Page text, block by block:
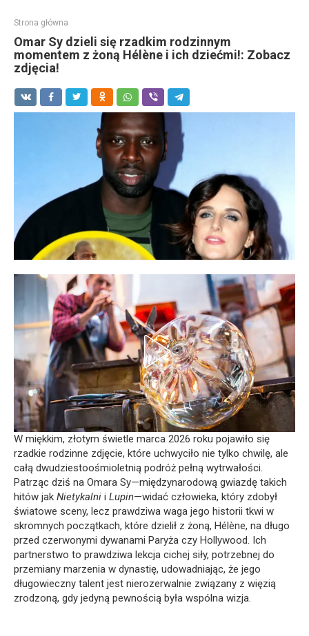
Strona główna
Omar Sy dzieli się rzadkim rodzinnym
momentem z żoną Hélène i ich dziećmi!: Zobacz
zdjęcia!
W miękkim, złotym świetle marca 2026 roku pojawiło się
rzadkie rodzinne zdjęcie, które uchwyciło nie tylko chwilę, ale
całą dwudziestoośmioletnią podróż pełną wytrwałości.
Patrząc dziś na Omara Sy—międzynarodową gwiazdę takich
hitów jak Nietykalni i Lupin—widać człowieka, który zdobył
światowe sceny, lecz prawdziwa waga jego historii tkwi w
skromnych początkach, które dzielił z żoną, Hélène, na długo
przed czerwonymi dywanami Paryża czy Hollywood. Ich
partnerstwo to prawdziwa lekcja cichej siły, potrzebnej do
przemiany marzenia w dynastię, udowadniając, że jego
długowieczny talent jest nierozerwalnie związany z więzią
zrodzoną, gdy jedyną pewnością była wspólna wizja.